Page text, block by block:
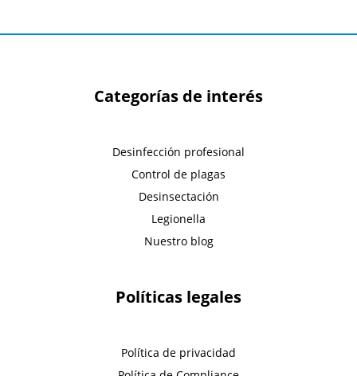
Categorías de interés
Desinfección profesional
Control de plagas
Desinsectación
Legionella
Nuestro blog
Políticas legales
Política de privacidad